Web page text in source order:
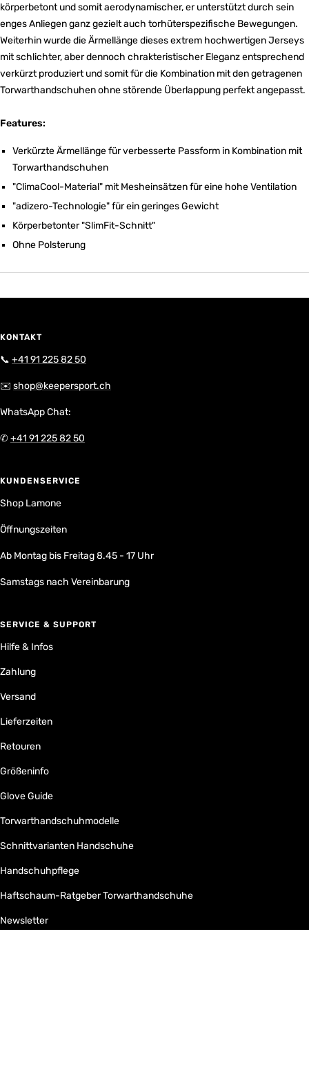
körperbetont und somit aerodynamischer, er unterstützt durch sein
enges Anliegen ganz gezielt auch torhüterspezifische Bewegungen.
Weiterhin wurde die Ärmellänge dieses extrem hochwertigen Jerseys
mit schlichter, aber dennoch chrakteristischer Eleganz entsprechend
verkürzt produziert und somit für die Kombination mit den getragenen
Torwarthandschuhen ohne störende Überlappung perfekt angepasst.
Features:
Verkürzte Ärmellänge für verbesserte Passform in Kombination mit
Torwarthandschuhen
"ClimaCool-Material" mit Mesheinsätzen für eine hohe Ventilation
"adizero-Technologie" für ein geringes Gewicht
Körperbetonter "SlimFit-Schnitt"
Ohne Polsterung
KONTAKT
📞 +41 91 225 82 50
✉️ shop@keepersport.ch
WhatsApp Chat:
✆+41 91 225 82 50
KUNDENSERVICE
Shop Lamone
Öffnungszeiten
Ab Montag bis Freitag 8.45 - 17 Uhr
Samstags nach Vereinbarung
SERVICE & SUPPORT
Hilfe & Infos
Zahlung
Versand
Lieferzeiten
Retouren
Größeninfo
Glove Guide
Torwarthandschuhmodelle
Schnittvarianten Handschuhe
Handschuhpflege
Haftschaum-Ratgeber Torwarthandschuhe
Newsletter